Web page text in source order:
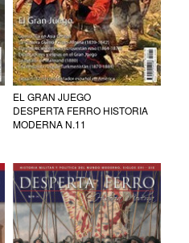
EL GRAN JUEGO
DESPERTA FERRO HISTORIA
MODERNA N.11